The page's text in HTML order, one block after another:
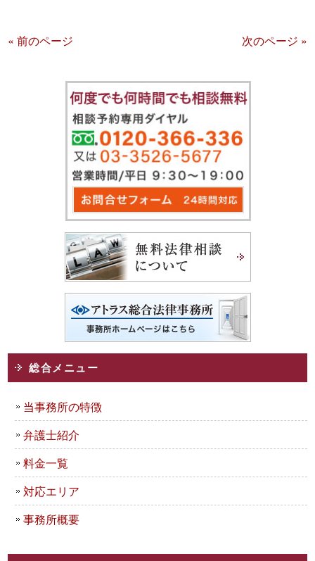
« 前のページ 次のページ »
総合メニュー
当事務所の特徴
弁護士紹介
料金一覧
対応エリア
事務所概要